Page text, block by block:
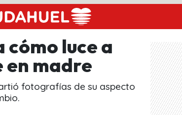
luce a
en madre
fotografías de su aspecto